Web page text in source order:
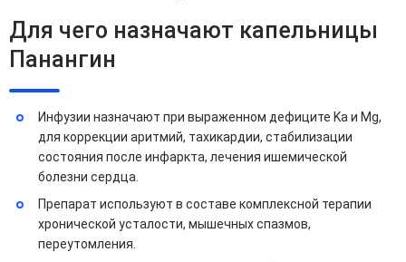
Для чего назначают капельницы
Панангин
Инфузии назначают при выраженном дефиците Ka и Mg,
для коррекции аритмий, тахикардии, стабилизации
состояния после инфаркта, лечения ишемической
болезни сердца.
Препарат используют в составе комплексной терапии
хронической усталости, мышечных спазмов,
переутомления.